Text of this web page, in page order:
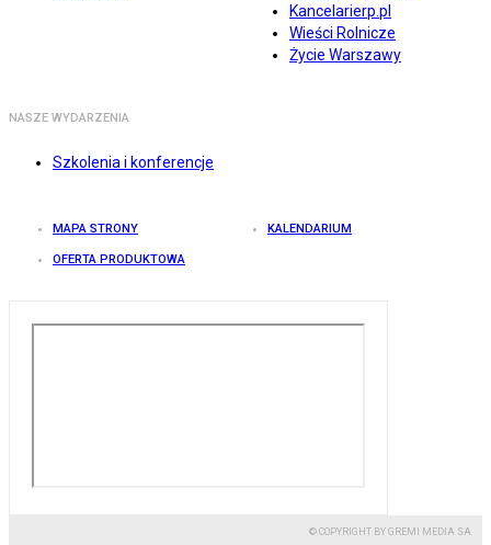
Kancelarierp.pl
Wieści Rolnicze
Życie Warszawy
NASZE WYDARZENIA
Szkolenia i konferencje
MAPA STRONY KALENDARIUM
OFERTA PRODUKTOWA
© COPYRIGHT BY GREMI MEDIA SA